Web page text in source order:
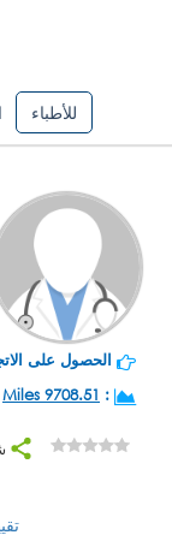
للأطباء
الحصول على
:
9708.51 Miles